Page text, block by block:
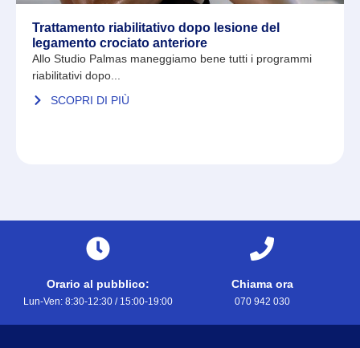
Trattamento riabilitativo dopo lesione del
legamento crociato anteriore
Allo Studio Palmas maneggiamo bene tutti i programmi
riabilitativi dopo...
SCOPRI DI PIÙ
Orario al pubblico:
Lun-Ven: 8:30-12:30 / 15:00-19:00
Chiama ora
070 942 030